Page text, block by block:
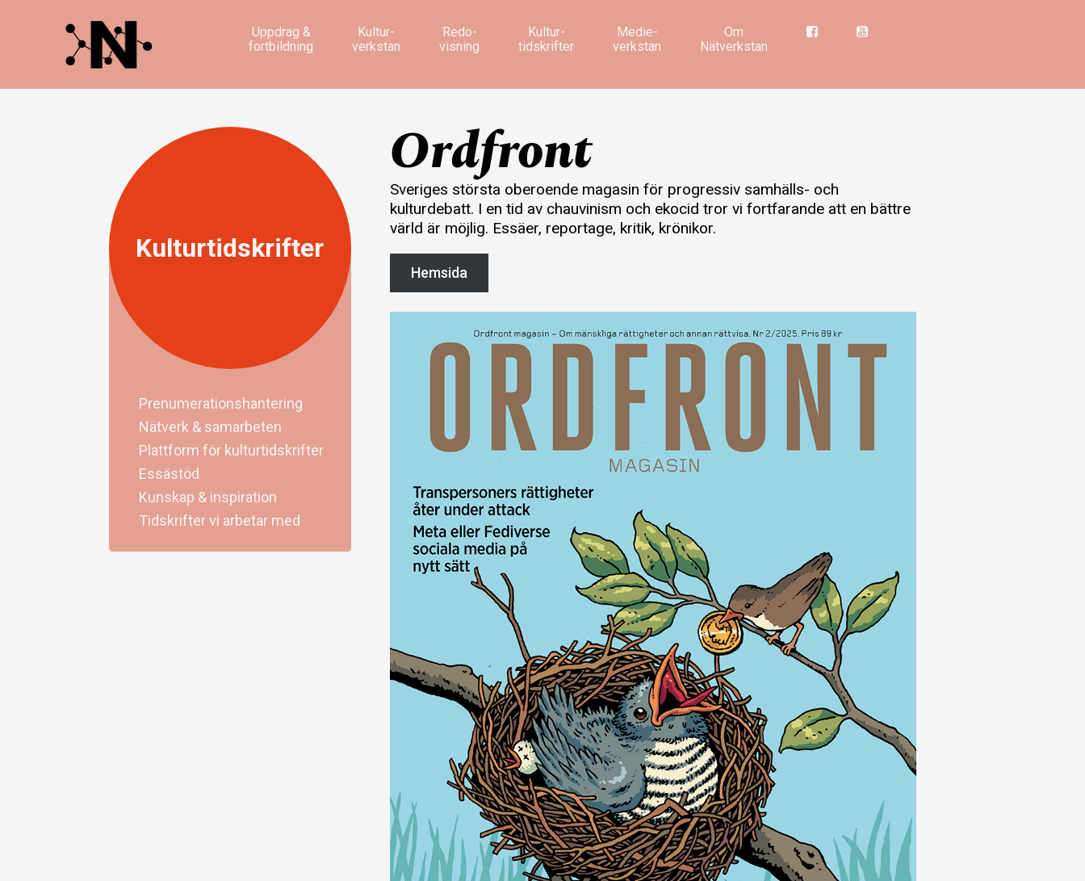
Uppdrag &
fortbildning
Kultur­
verkstan
Redo­
visning
Kultur­
tidskrifter
Medie­
verkstan
Om
Nätverkstan
Kulturtidskrifter
Prenumerationshantering
Nätverk & samarbeten
Plattform för kulturtidskrifter
Essästöd
Kunskap & inspiration
Tidskrifter vi arbetar med
Ordfront
Sveriges största oberoende magasin för progressiv samhälls- och
kulturdebatt. I en tid av chauvinism och ekocid tror vi fortfarande att en bättre
värld är möjlig. Essäer, reportage, kritik, krönikor.
Hemsida